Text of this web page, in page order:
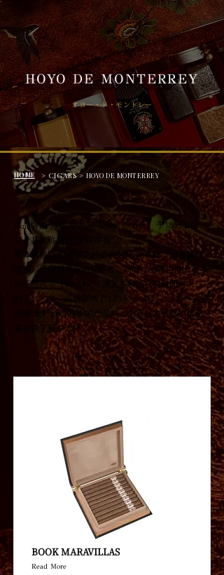
HOYO DE MONTERREY
オヨー・ド・モントレー
HOME > CIGARS > HOYO DE MONTERREY
该品牌由 何塞·赫内尔（José Gener） 于1865年创
立，其名称意为“蒙特雷谷”。
整体风格以 口感较为轻盈的风味 为基础，适合偏好
细腻、柔和型雪茄的爱好者。同时，品牌也推出了 多
种不同尺寸（Vitola），满足各种场合与时间需求。
到了1970年，品牌新增了 Le Hoyo 系列，这是一条更
强调 浓郁强劲风味 的产品线，为喜好力量感的雪茄
客提供了更多选择。
BOOK MARAVILLAS
Read More